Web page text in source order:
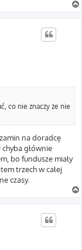
co nie znaczy że nie
na doradcę
chyba głównie
bo fundusze miały
trzech w całej
czasy.